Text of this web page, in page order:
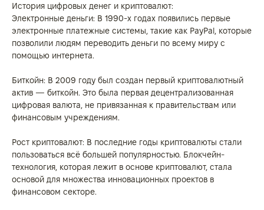
История цифровых денег и криптовалют:
Электронные деньги: В 1990-х годах появились первые
электронные платежные системы, такие как PayPal, которые
позволили людям переводить деньги по всему миру с
помощью интернета.
Биткойн: В 2009 году был создан первый криптовалютный
актив — биткойн. Это была первая децентрализованная
цифровая валюта, не привязанная к правительствам или
финансовым учреждениям.
Рост криптовалют: В последние годы криптовалюты стали
пользоваться всё большей популярностью. Блокчейн-
технология, которая лежит в основе криптовалют, стала
основой для множества инновационных проектов в
финансовом секторе.